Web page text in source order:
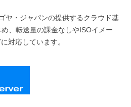
ヤ・ジャパンの提供するクラウド基
、転送量の課金なしやISOイメー
対応しています。